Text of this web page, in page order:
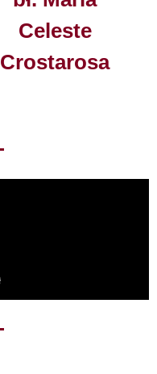
Celeste
Crostarosa